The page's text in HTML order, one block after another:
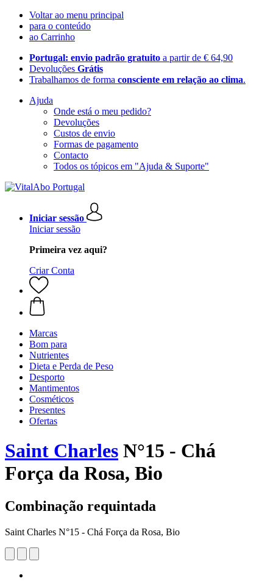
Voltar ao menu principal
para o conteúdo
ao Carrinho
Portugal: envio padrão gratuito a partir de € 64,90
Devoluções Grátis
Trabalhamos de forma consciente em relação ao clima.
Ajuda
Onde está o meu pedido?
Devoluções
Custos de envio
Formas de pagamento
Contacto
Todos os tópicos em "Ajuda & Suporte"
Iniciar sessão
Iniciar sessão
Primeira vez aqui?
Criar Conta
Marcas
Bom para
Nutrientes
Dieta e Perda de Peso
Desporto
Mantimentos
Cosméticos
Presentes
Ofertas
Saint Charles N°15 - Chá
Força da Rosa, Bio
Combinação requintada
Saint Charles N°15 - Chá Força da Rosa, Bio